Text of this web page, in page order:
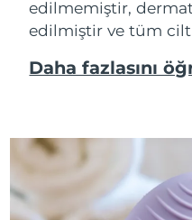
edilmemiştir,
edilmiştir ve tüm
Daha fazlasını